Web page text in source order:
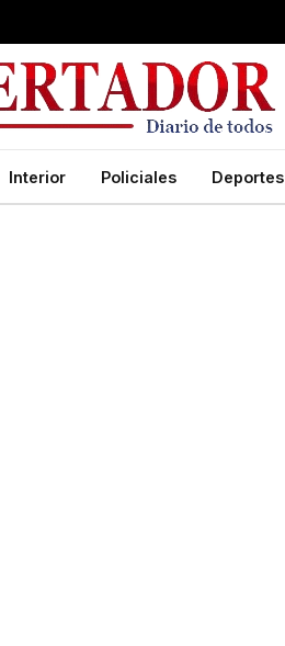
Interior Policiales Deportes